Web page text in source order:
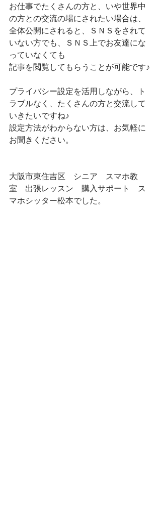
お仕事でたくさんの方と、いや世界中
の方との交流の場にされたい場合は、
全体公開にされると、ＳＮＳをされて
いない方でも、ＳＮＳ上でお友達にな
っていなくても
記事を閲覧してもらうことが可能です♪
プライバシー設定を活用しながら、ト
ラブルなく、たくさんの方と交流して
いきたいですね♪
設定方法がわからない方は、お気軽に
お聞きください。
大阪市東住吉区　シニア　スマホ教
室　出張レッスン　購入サポート　ス
マホシッター松本でした。